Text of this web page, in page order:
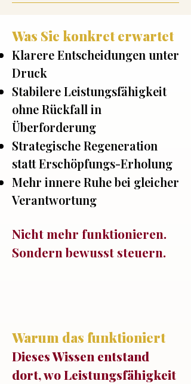
Was Sie konkret erwartet​
Klarere Entscheidungen unter
Druck
Stabilere Leistungsfähigkeit
ohne Rückfall in
Überforderung
Strategische Regeneration
statt Erschöpfungs-Erholung
Mehr innere Ruhe bei gleicher
Verantwortung
Nicht mehr funktionieren.
Sondern bewusst steuern.
Warum das funktioniert
Dieses Wissen entstand
dort, wo Leistungsfähigkeit